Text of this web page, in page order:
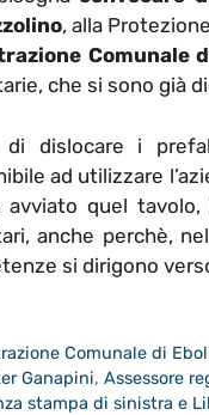
, alla
Comunale
che si sono già
dislocare i
ad utilizzare
quel tavolo,
anche perchè,
si dirigono
Comunale di
Ganapini, Assessore
stampa di sinistra e